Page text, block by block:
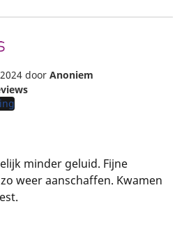
door Anoniem
minder geluid. Fijne
weer aanschaffen. Kwamen